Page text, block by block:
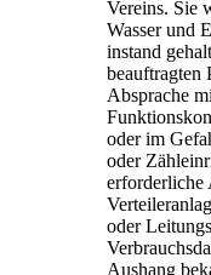
Vereins. Sie
Wasser und
instand
beauftragten
Absprache
oder im
oder
erforderliche
oder
Aushang